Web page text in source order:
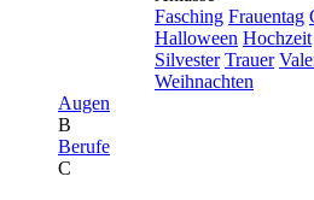
Fasching Frauentag
Halloween Hochzeit
Silvester Trauer
Weihnachten
Augen
B
Berufe
C